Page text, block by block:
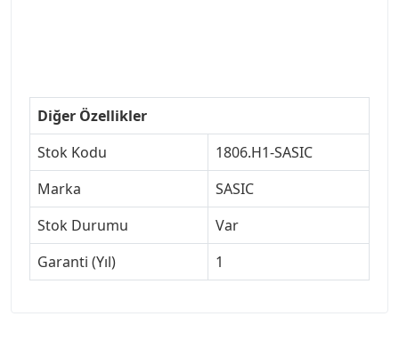
Diğer Özellikler
Stok Kodu
1806.H1-SASIC
Marka
SASIC
Stok Durumu
Var
Garanti (Yıl)
1